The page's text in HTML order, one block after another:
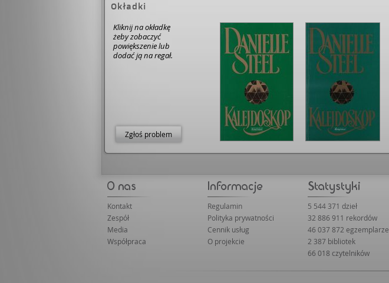
Okładki
Kliknij na okładkę
żeby zobaczyć
powiększenie lub
dodać ją na regał.
Zgłoś problem
Kontakt
Zespół
Media
Współpraca
Regulamin
Polityka prywatności
Cennik usług
O projekcie
5 544 371 dzieł
32 886 911 rekordów
46 037 872 egzemplarze
2 387 bibliotek
66 018 czytelników